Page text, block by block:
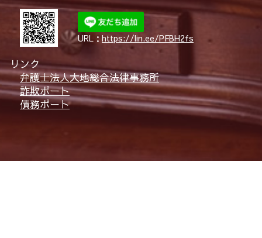
URL： https://lin.ee/PFBH2fs
リンク
弁護士法人大地総合法律事務所
詐欺ポート
債務ポート